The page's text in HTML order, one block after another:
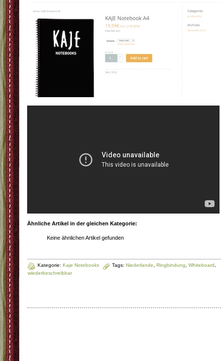
Ähnliche Artikel in der gleichen Kategorie:
Keine ähnlichen Artikel gefunden
Kategorie: Kaje Notebooks Tags: Niederlande Ringbindung Whiteboard
wiederbeschreibbar